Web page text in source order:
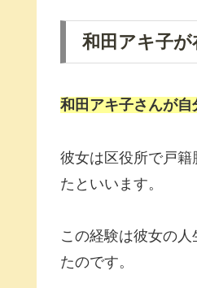
和田アキ子
和田アキ子さんが自
彼女は区役所で戸
たといいます。
この経験は彼女の
たのです。